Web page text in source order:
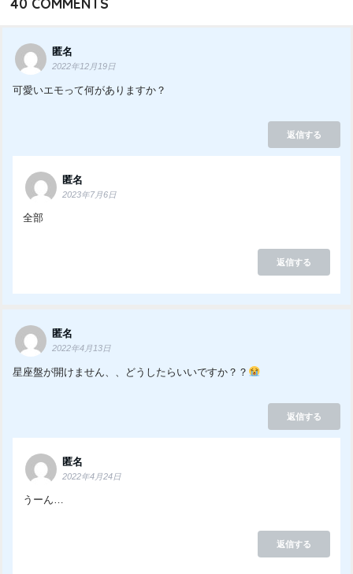
40 COMMENTS
匿名
2022年12月19日
可愛いエモって何がありますか？
返信する
匿名
2023年7月6日
全部
返信する
匿名
2022年4月13日
星座盤が開けません、、どうしたらいいですか？？
返信する
匿名
2022年4月24日
うーん…
返信する